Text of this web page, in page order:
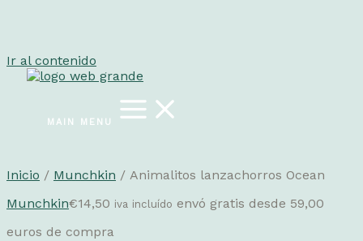
Ir al contenido
MAIN MENU
Inicio / Munchkin / Animalitos lanzachorros Ocean
Munchkin€14,50 iva incluído envó gratis desde 59,00
euros de compra